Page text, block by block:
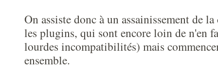
On assiste donc à un assainissement de
les plugins, qui sont encore loin de n'en
lourdes incompatibilités) mais
ensemble.